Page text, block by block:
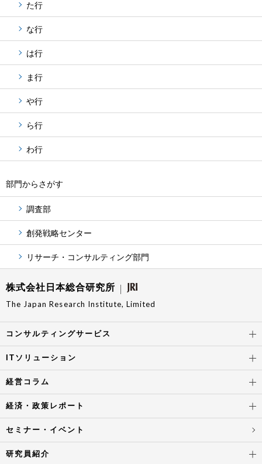
た行
な行
は行
ま行
や行
ら行
わ行
部門からさがす
調査部
創発戦略センター
リサーチ・コンサルティング部門
株式会社日本総合研究所
The Japan Research Institute, Limited
コンサルティングサービス
ITソリューション
経営コラム
経済・政策レポート
セミナー・イベント
研究員紹介